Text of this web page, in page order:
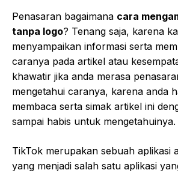
Penasaran bagaimana cara
tanpa logo? Tenang saja, karena
menyampaikan informasi serta
caranya pada artikel atau
khawatir jika anda merasa
mengetahui caranya, karena anda
membaca serta simak artikel ini
sampai habis untuk mengetahuinya.
TikTok merupakan sebuah aplikasi
yang menjadi salah satu aplikasi